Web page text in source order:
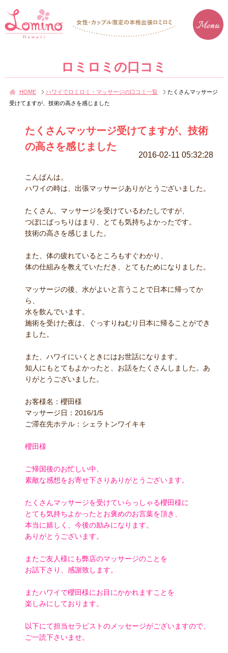
ロミロミの口コミ
HOME ハワイでロミロミ・マッサージの口コミ一覧
たくさんマッサージ
受けてますが、技術の高さを感じました
たくさんマッサージ受けてますが、技術
の高さを感じました
2016-02-11 05:32:28
こんばんは。
ハワイの時は、出張マッサージありがとうございました。
たくさん、マッサージを受けているわたしですが、
つぼにばっちりはまり、とても気持ちよかったです。
技術の高さを感じました。
また、体の疲れているところもすぐわかり、
体の仕組みを教えていただき、とてもためになりました。
マッサージの後、水がよいと言うことで日本に帰ってか
ら、
水を飲んでいます。
施術を受けた夜は、ぐっすりねむり日本に帰ることができ
ました。
また、ハワイにいくときにはお世話になります。
知人にもとてもよかったと、お話をたくさんしました。あ
りがとうございました。
お客様名：櫻田様
マッサージ日：2016/1/5
ご滞在先ホテル：シェラトンワイキキ
櫻田様
ご帰国後のお忙しい中、
素敵な感想をお寄せ下さりありがとうございます。
たくさんマッサージを受けていらっしゃる櫻田様に
とても気持ちよかったとお褒めのお言葉を頂き、
本当に嬉しく、今後の励みになります。
ありがとうございます。
またご友人様にも弊店のマッサージのことを
お話下さり、感謝致します。
またハワイで櫻田様にお目にかかれますことを
楽しみにしております。
以下にて担当セラピストのメッセージがございますので、
ご一読下さいませ。